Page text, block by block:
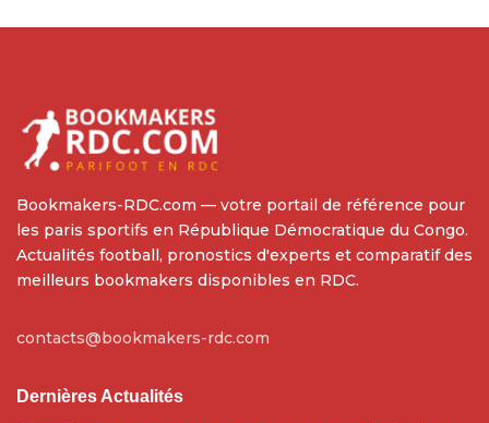
Bookmakers-RDC.com — votre portail de référence pour
les paris sportifs en République Démocratique du Congo.
Actualités football, pronostics d'experts et comparatif des
meilleurs bookmakers disponibles en RDC.
contacts@bookmakers-rdc.com
Dernières Actualités